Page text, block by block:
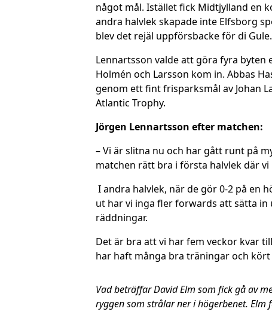
något mål. Istället fick Midtjylland en
andra halvlek skapade inte Elfsborg
blev det rejäl uppförsbacke för di Gule.
Lennartsson valde att göra fyra byten
Holmén och Larsson kom in. Abbas
genom ett fint frisparksmål av Johan
Atlantic Trophy.
Jörgen Lennartsson efter matchen:
– Vi är slitna nu och har gått runt på
matchen rätt bra i första halvlek där
I andra halvlek, när de gör 0-2 på en
ut har vi inga fler forwards att sätta
räddningar.
Det är bra att vi har fem veckor kvar
har haft många bra träningar och
Vad beträffar David Elm som fick gå av
ryggen som strålar ner i högerbenet.